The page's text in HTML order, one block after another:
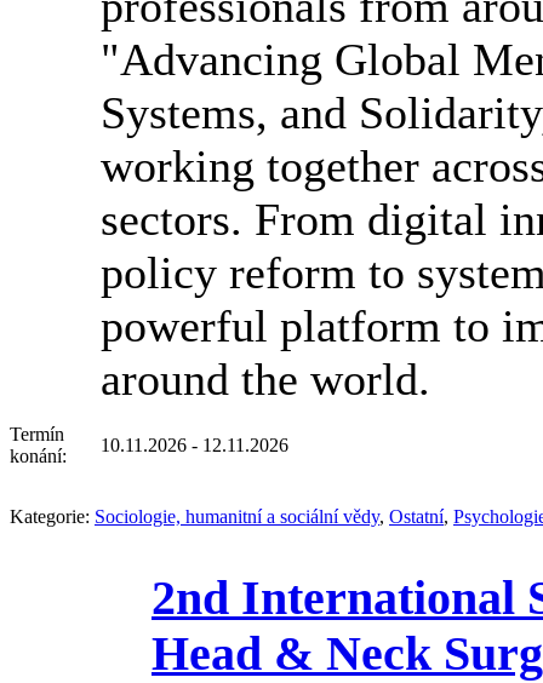
"Advancing Global
Systems, and
working together
sectors. From digital
policy reform to
powerful platform to
around the world.
Termín
konání:
10.11.2026 - 12.11.2026
Kategorie: Sociologie, humanitní a sociální vědy, Ostatní,
2nd International
Head & Neck